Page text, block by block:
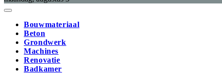
Bouwmateriaal
Beton
Grondwerk
Machines
Renovatie
Badkamer